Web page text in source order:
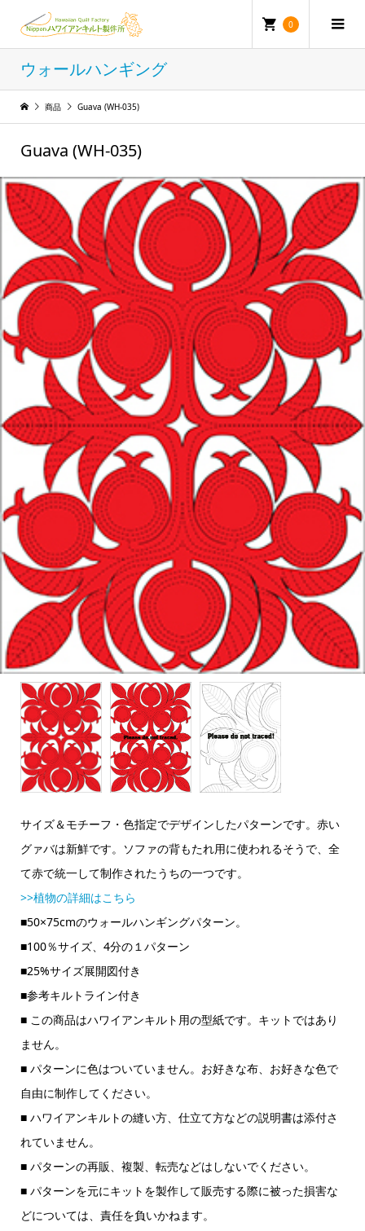
0
ウォールハンギング
商品 Guava (WH-035)
Guava (WH-035)
サイズ＆モチーフ・色指定でデザインしたパターンです。赤い
グァバは新鮮です。ソファの背もたれ用に使われるそうで、全
て赤で統一して制作されたうちの一つです。
>>植物の詳細はこちら
■50×75cmのウォールハンギングパターン。
■100％サイズ、4分の１パターン
■25%サイズ展開図付き
■参考キルトライン付き
■ この商品はハワイアンキルト用の型紙です。キットではあり
ません。
■ パターンに色はついていません。お好きな布、お好きな色で
自由に制作してください。
■ ハワイアンキルトの縫い方、仕立て方などの説明書は添付さ
れていません。
■ パターンの再販、複製、転売などはしないでください。
■ パターンを元にキットを製作して販売する際に被った損害な
どについては、責任を負いかねます。